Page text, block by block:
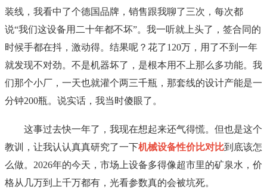
装线，我看中了个德国品牌，销售跟我聊了三次，每次都
说“我们这设备用二十年都不坏”。我一听就上头了，签合同的
时候手都在抖，激动得。结果呢？花了120万，用了不到一年
就发现不对劲。不是机器坏了，是根本用不上那么多功能。我
们那个小厂，一天也就灌个两三千瓶，那套线的设计产能是一
分钟200瓶。说实话，我当时傻眼了。
这事过去快一年了，我现在想起来还气得慌。但也是这个
教训，让我认认真真研究了一下机械设备性价比对比到底该怎
么做。2026年的今天，市场上设备多得像超市里的矿泉水，价
格从几万到上千万都有，光看参数真的会被坑死。